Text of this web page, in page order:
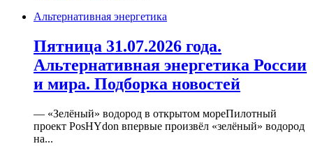
Альтернативная энергетика
Пятница 31.07.2026 года.
Альтернативная энергетика России
и мира. Подборка новостей
— «Зелёный» водород в открытом мореПилотный
проект PosHYdon впервые произвёл «зелёный» водород
на...